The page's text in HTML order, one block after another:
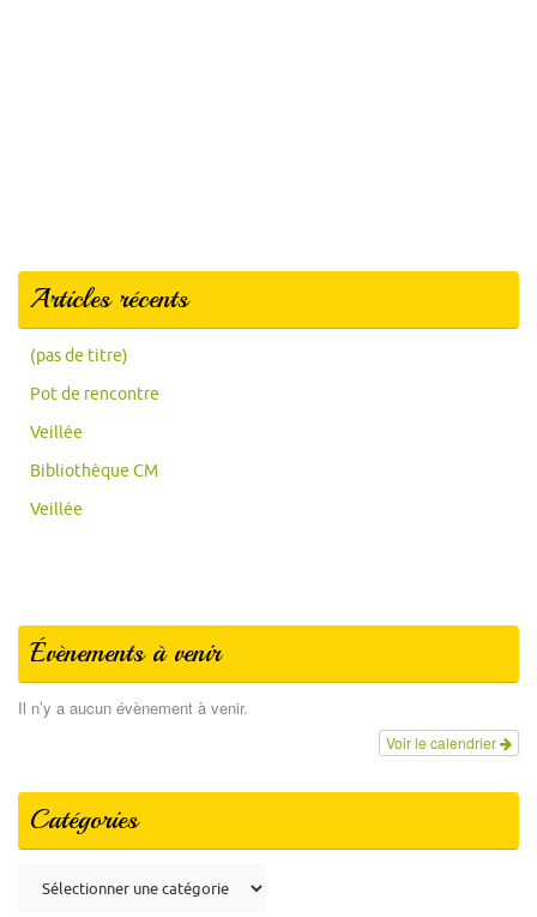
Articles récents
(pas de titre)
Pot de rencontre
Veillée
Bibliothèque CM
Veillée
Évènements à venir
Il n’y a aucun évènement à venir.
Voir le calendrier
Catégories